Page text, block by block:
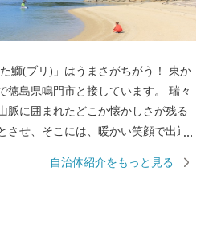
徳島県鳴門市と接しています。 瑞々
脈に囲まれたどこか懐かしさが残る
させ、そこには、暖かい笑顔で出迎
も有名でその味は絶品です。また、
自治体紹介をもっと見る